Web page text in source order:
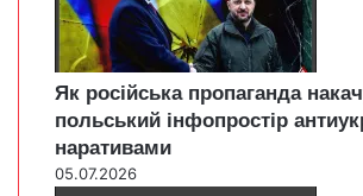
Як російська пропаганда
польський інфопростір
наративами
05.07.2026